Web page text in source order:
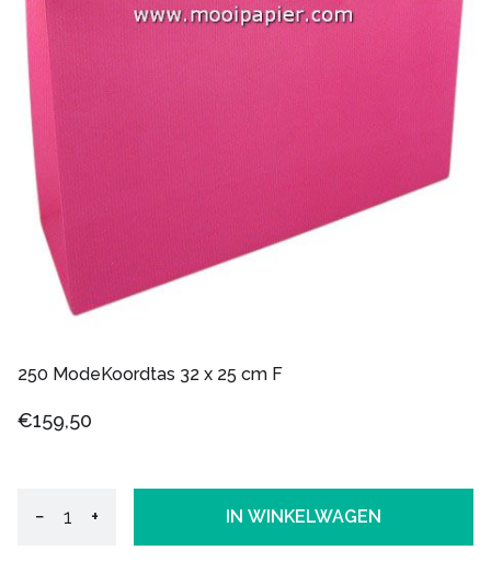
250 ModeKoordtas 32 x 25 cm F
€159,50
− + IN WINKELWAGEN